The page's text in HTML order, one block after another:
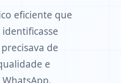
eficiente que
de
e